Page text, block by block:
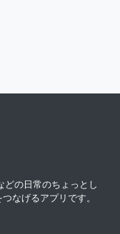
の日常のちょっとし
なげるアプリです。